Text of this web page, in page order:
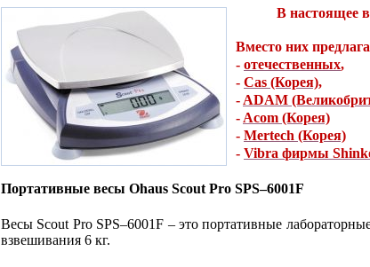
В настоящее
Вместо них
- отечественных,
- Cas (Корея),
- ADAM
- Acom (Корея)
- Mertech (Корея)
- Vibra фирмы
Портативные весы Ohaus Scout Pro SPS–6001F
Весы Scout Pro SPS–6001F – это портативные
взвешивания 6 кг.